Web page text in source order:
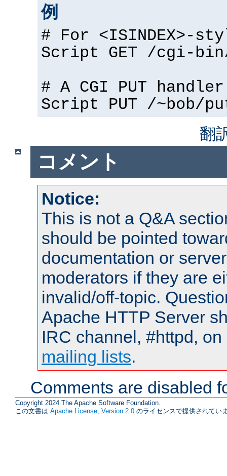
例
# For <ISINDEX>-
Script GET /cgi-
# A CGI PUT handler
Script PUT /~bob/
翻
コメント
Notice:
This is not a Q&A
should be pointed
documentation or
moderators if they are
invalid/off-topic.
Apache HTTP Server
IRC channel, #httpd,
mailing lists.
Comments are disabled
Copyright 2024 The Apache Software Foundation.
この文書は Apache License, Version 2.0 のライセンスで提供されてい